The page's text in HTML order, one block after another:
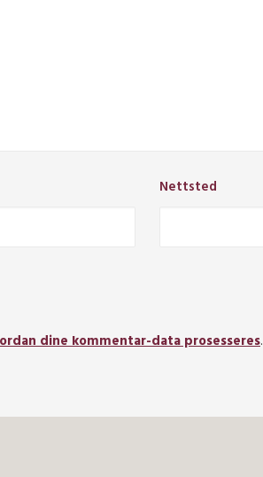
Nettsted
dine kommentar-data prosesseres.